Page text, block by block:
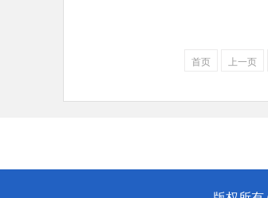
首页 上一页